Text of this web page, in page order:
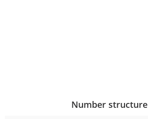
Number structure